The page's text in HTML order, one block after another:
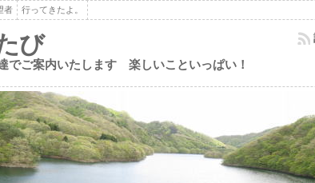
者 行ってきたよ。
び
ご案内いたします 楽しいこといっぱい！